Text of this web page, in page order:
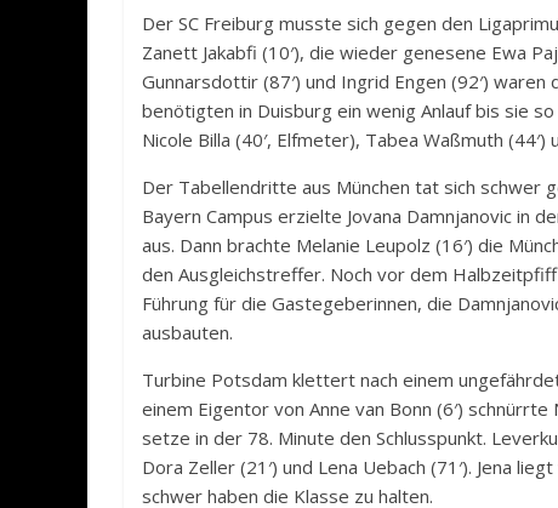
Der SC Freiburg musste sich gegen den
Zanett Jakabfi (10′), die wieder genesene Ewa
Gunnarsdottir (87′) und Ingrid Engen (92′)
benötigten in Duisburg ein wenig Anlauf bis sie
Nicole Billa (40′, Elfmeter), Tabea Waßmuth (44′)
Der Tabellendritte aus München tat sich schwer
Bayern Campus erzielte Jovana Damnjanovic in
aus. Dann brachte Melanie Leupolz (16′) die
den Ausgleichstreffer. Noch vor dem
Führung für die Gastegeberinnen, die
ausbauten.
Turbine Potsdam klettert nach einem
einem Eigentor von Anne van Bonn (6′)
setze in der 78. Minute den Schlusspunkt.
Dora Zeller (21′) und Lena Uebach (71′). Jena
schwer haben die Klasse zu halten.